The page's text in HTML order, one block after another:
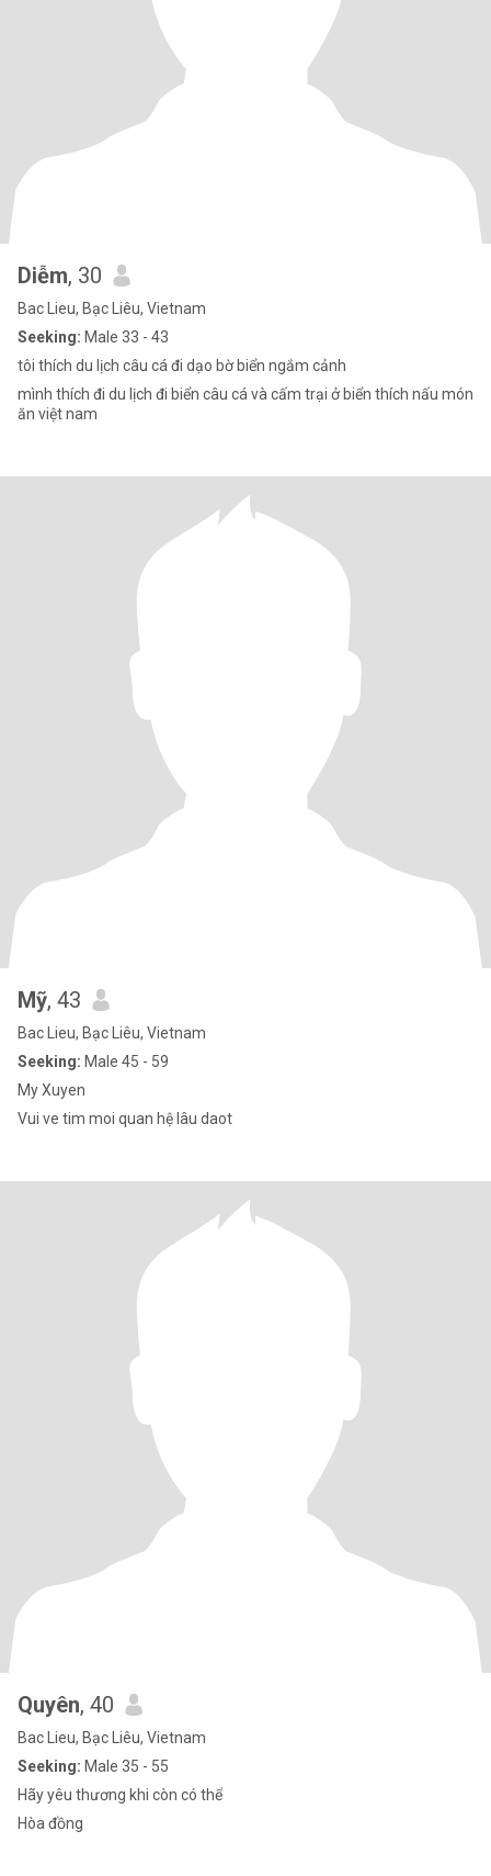
Diễm, 30
Bac Lieu, Bạc Liêu, Vietnam
Seeking: Male 33 - 43
tôi thích du lịch câu cá đi dạo bờ biển ngắm cảnh
mình thích đi du lịch đi biển câu cá và cấm trại ở biển thích nấu món
ăn việt nam
Mỹ, 43
Bac Lieu, Bạc Liêu, Vietnam
Seeking: Male 45 - 59
My Xuyen
Vui ve tim moi quan hệ lâu daot
Quyên, 40
Bac Lieu, Bạc Liêu, Vietnam
Seeking: Male 35 - 55
Hãy yêu thương khi còn có thể
Hòa đồng